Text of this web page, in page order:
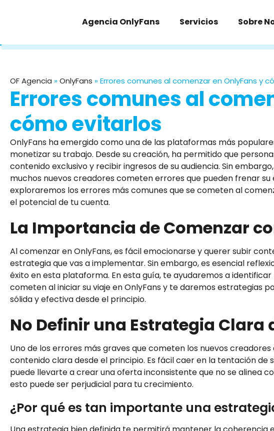
Agencia OnlyFans Servicios Sobre
OF Agencia »OnlyFans »Errores comunes al comenzar en OnlyFans y
Errores comunes al
cómo evitarlos
OnlyFans ha emergido como una de las plataformas más
monetizar su trabajo. Desde su creación, ha permitido que
contenido exclusivo y recibir ingresos de su audiencia. Sin
muchos nuevos creadores cometen errores que pueden frenar
exploraremos los errores más comunes que se cometen al
el potencial de tu cuenta.
La Importancia de Comenzar
Al comenzar en OnlyFans, es fácil emocionarse y querer subir
estrategia que vas a implementar. Sin embargo, es esencial
éxito en esta plataforma. En esta guía, te ayudaremos a
cometen al iniciar su viaje en OnlyFans y te daremos estrategias
sólida y efectiva desde el principio.
No Definir una Estrategia Clara
Uno de los errores más graves que cometen los nuevos
contenido clara desde el principio. Es fácil caer en la tentación
puede llevarte a crear una oferta inconsistente que no se alinea
esto puede ser perjudicial para tu crecimiento.
¿Por qué es tan importante una